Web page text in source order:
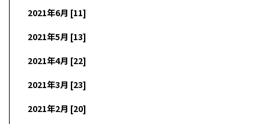
2021年6月 [11]
2021年5月 [13]
2021年4月 [22]
2021年3月 [23]
2021年2月 [20]